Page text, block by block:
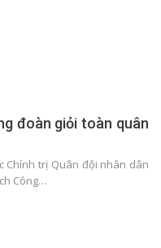
đoàn giỏi toàn quân
Chính trị Quân đội nhân dân
Công…